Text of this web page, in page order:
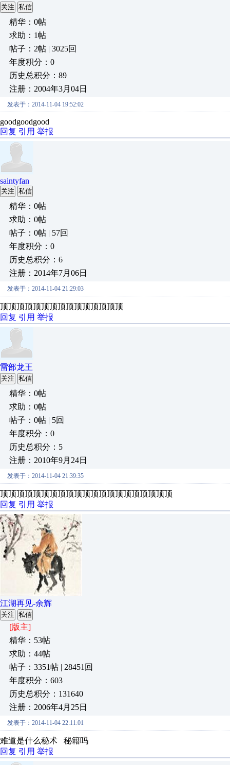
关注 私信
精华：0帖
求助：1帖
帖子：2帖 | 3025回
年度积分：0
历史总积分：89
注册：2004年3月04日
发表于：2014-11-04 19:52:02
goodgoodgood
回复 引用 举报
saintyfan
关注 私信
精华：0帖
求助：0帖
帖子：0帖 | 57回
年度积分：0
历史总积分：6
注册：2014年7月06日
发表于：2014-11-04 21:29:03
顶顶顶顶顶顶顶顶顶顶顶顶顶顶顶
回复 引用 举报
雷部龙王
关注 私信
精华：0帖
求助：0帖
帖子：0帖 | 5回
年度积分：0
历史总积分：5
注册：2010年9月24日
发表于：2014-11-04 21:39:35
顶顶顶顶顶顶顶顶顶顶顶顶顶顶顶顶顶顶顶顶顶
回复 引用 举报
江湖再见-余辉
关注 私信
[版主]
精华：53帖
求助：44帖
帖子：3351帖 | 28451回
年度积分：603
历史总积分：131640
注册：2006年4月25日
发表于：2014-11-04 22:11:01
难道是什么秘术 秘籍吗
回复 引用 举报